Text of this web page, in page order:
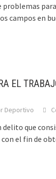
problemas
campos en
EL
Deportivo
delito que
el fin de